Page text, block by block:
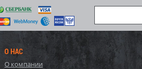
Бампер задний BRP SM-12698 Бампер
О НАС
О компании